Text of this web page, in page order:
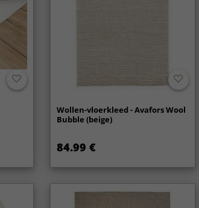
Wollen-vloerkleed - Avafors Wool
Bubble (beige)
84.99 €